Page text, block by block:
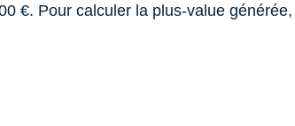
€. Pour calculer la plus-value